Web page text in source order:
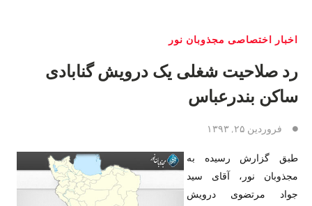
اخبار اختصاصی مجذوبان نور
رد صلاحیت شغلی یک درویش گنابادی
ساکن بندرعباس
فروردین ۲۵, ۱۳۹۳
طبق گزارش رسیده به
مجذوبان نور، آقای سید
جواد مرتضوی درویش